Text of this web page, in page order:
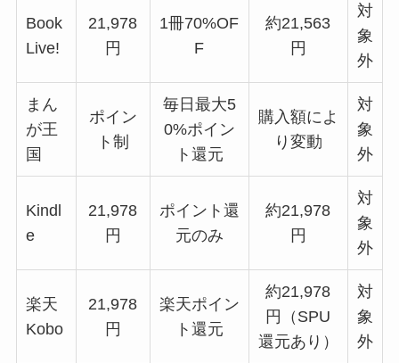
Book
Live!
21,978
円
1冊70%OF
F
約21,563
円
対
象
外
まん
が王
国
ポイン
ト制
毎日最大5
0%ポイン
ト還元
購入額によ
り変動
対
象
外
Kindl
e
21,978
円
ポイント還
元のみ
約21,978
円
対
象
外
楽天
Kobo
21,978
円
楽天ポイン
ト還元
約21,978
円（SPU
還元あり）
対
象
外